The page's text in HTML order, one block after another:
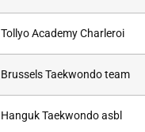
Tollyo Academy Charleroi
Brussels Taekwondo team
Hanguk Taekwondo asbl